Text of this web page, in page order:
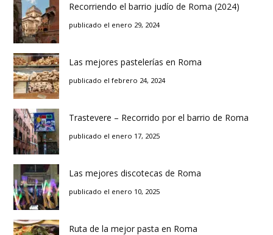
Recorriendo el barrio judío de Roma (2024)
publicado el enero 29, 2024
Las mejores pastelerías en Roma
publicado el febrero 24, 2024
Trastevere – Recorrido por el barrio de Roma
publicado el enero 17, 2025
Las mejores discotecas de Roma
publicado el enero 10, 2025
Ruta de la mejor pasta en Roma